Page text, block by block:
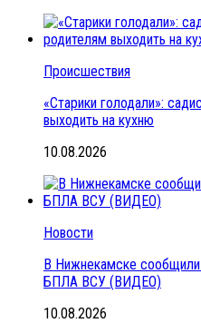
Происшествия
«Старики голодали»:
выходить на кухню
10.08.2026
Новости
В Нижнекамске сообщили
БПЛА ВСУ (ВИДЕО)
10.08.2026